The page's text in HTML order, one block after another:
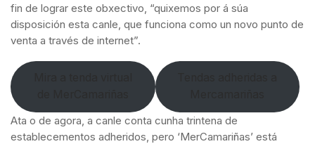
fin de lograr este obxectivo, “quixemos por á súa
disposición esta canle, que funciona como un novo punto de
venta a través de internet”.
Ata o de agora, a canle conta cunha trintena de
establecementos adheridos, pero ‘MerCamariñas’ está